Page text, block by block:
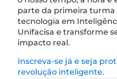
parte da primeira turma
tecnologia em
Unifacisa e transforme
impacto real.
Inscreva-se já e seja
revolução inteligente.